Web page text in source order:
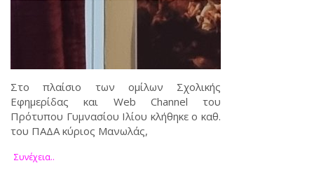
Στο πλαίσιο των ομίλων Σχολικής
Εφημερίδας και Web Channel του
Πρότυπου Γυμνασίου Ιλίου κλήθηκε ο καθ.
του ΠΑΔΑ κύριος Μανωλάς,
Συνέχεια..